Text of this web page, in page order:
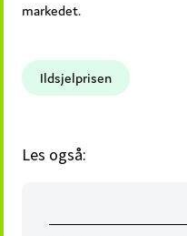
markedet.
Ildsjelprisen
Les også: